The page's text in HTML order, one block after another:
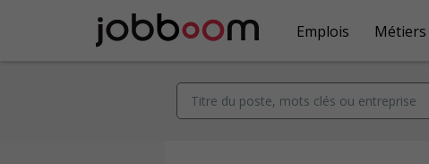
Emplois Métiers